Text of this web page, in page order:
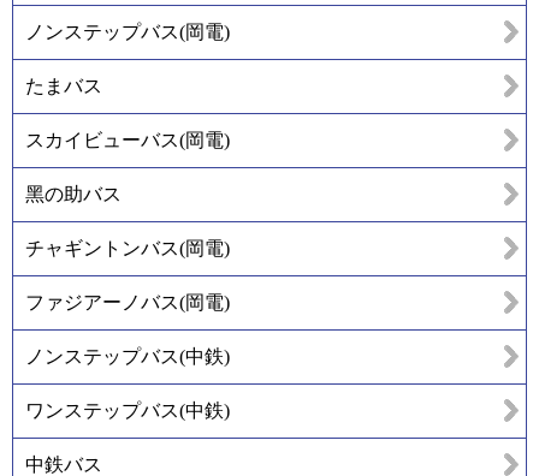
ノンステップバス(岡電)
たまバス
スカイビューバス(岡電)
黑の助バス
チャギントンバス(岡電)
ファジアーノバス(岡電)
ノンステップバス(中鉄)
ワンステップバス(中鉄)
中鉄バス